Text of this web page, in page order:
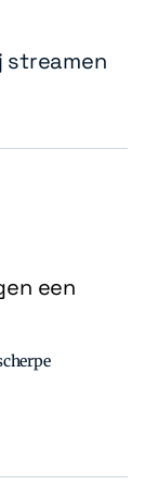
streamen
een